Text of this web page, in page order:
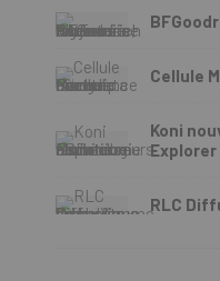
Cellule
Koni
Explorer
RLC